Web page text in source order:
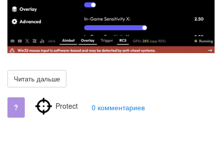
Читать дальше
? Protect 0 комментариев